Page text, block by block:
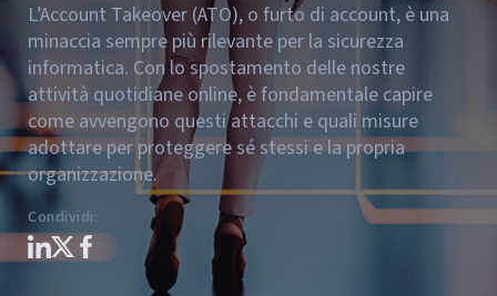
L’Account Takeover (ATO), o furto di account, è una
minaccia sempre più rilevante per la sicurezza
informatica. Con lo spostamento delle nostre
attività quotidiane online, è fondamentale capire
come avvengono questi attacchi e quali misure
adottare per proteggere sé stessi e la propria
organizzazione.
Condividi: